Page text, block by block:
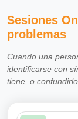
Sesiones
problemas
Cuando una
identificarse con
tiene, o